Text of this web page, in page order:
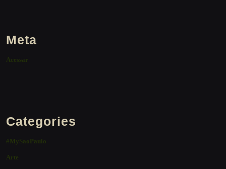
Meta
Acessar
Categories
#MySaoPaulo
Arte